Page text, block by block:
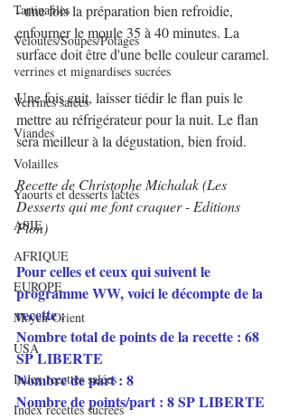
Tartinables
Veloutés/Soupes/Potages
verrines et mignardises sucrées
Verrines salées
Viandes
Volailles
Yaourts et desserts lactés
ASIE
AFRIQUE
EUROPE
Moyen-Orient
USA
Index recettes salées
Index recettes sucrées
- une fois la préparation bien refroidie,
enfourner le moule 35 à 40 minutes. La
surface doit être d'une belle couleur caramel.
Une fois cuit, laisser tiédir le flan puis le
mettre au réfrigérateur pour la nuit. Le flan
sera meilleur à la dégustation, bien froid.
Recette de Christophe Michalak (Les
Desserts qui me font craquer - Editions
Plon)
Pour celles et ceux qui suivent le
programme WW, voici le décompte de la
recette :
Nombre total de points de la recette : 68
SP LIBERTE
Nombre de part : 8
Nombre de points/part : 8 SP LIBERTE